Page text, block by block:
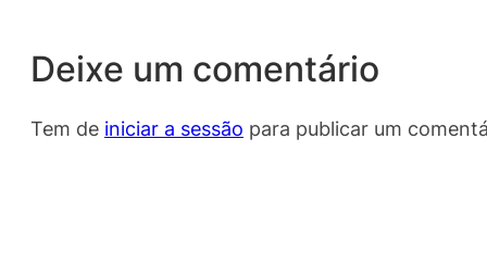
Deixe um comentário
Tem de iniciar a sessão para publicar um